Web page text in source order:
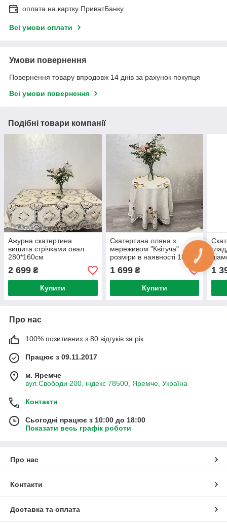
оплата на картку ПриватБанку
Всі умови оплати
Умови повернення
Повернення товару впродовж 14 днів за рахунок покупця
Всі умови повернення
Подібні товари компанії
Ажурна скатертина
вишита стрічками овал
280*160см
2 699 ₴
Купити
Скатертина лляна з
мереживом "Квітуча"
розміри в наявності 180см
1 699₴
Купити
1
Про нас
100% позитивних з 80 відгуків за рік
Працює з 09.11.2017
м. Яремче
вул.Свободи 200, індекс 78500, Яремче, Україна
Контакти
Сьогодні працює з 10:00 до 18:00
Показати весь графік роботи
Про нас
Контакти
Доставка та оплата